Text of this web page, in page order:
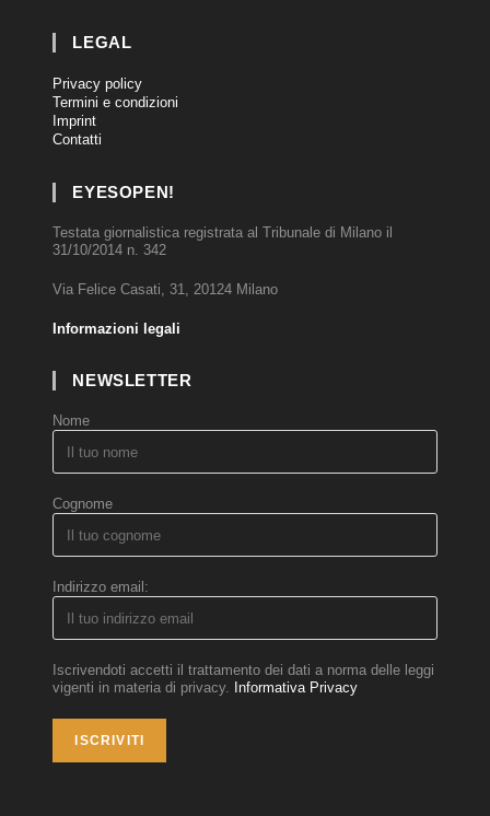
LEGAL
Privacy policy
Termini e condizioni
Imprint
Contatti
EYESOPEN!
Testata giornalistica registrata al Tribunale di Milano il
31/10/2014 n. 342
Via Felice Casati, 31, 20124 Milano
Informazioni legali
NEWSLETTER
Nome
Cognome
Indirizzo email:
Iscrivendoti accetti il trattamento dei dati a norma delle leggi
vigenti in materia di privacy. Informativa Privacy